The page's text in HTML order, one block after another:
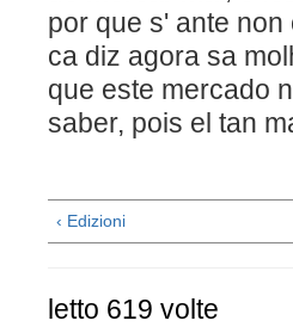
por que s' ante non
ca diz agora sa
que este
saber, pois el tan
‹ Edizioni
letto 619 volte